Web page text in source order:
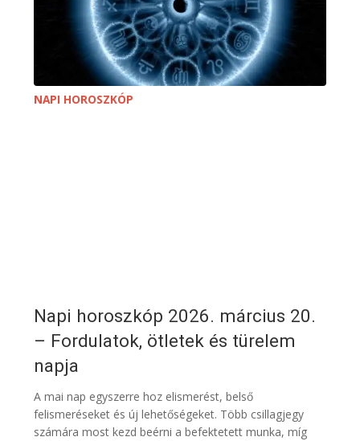
NAPI HOROSZKÓP
Napi horoszkóp 2026. március 20.
– Fordulatok, ötletek és türelem
napja
A mai nap egyszerre hoz elismerést, belső
felismeréseket és új lehetőségeket. Több csillagjegy
számára most kezd beérni a befektetett munka, míg